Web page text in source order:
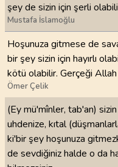
şey de sizin için şerli
Mustafa İslamoğlu
Hoşunuza gitmese de
bir şey sizin için hayırlı
kötü olabilir. Gerçeği
Ömer Çelik
(Ey mü'mînler, tab'an)
uhdenize, kıtal
ki'bir şey hoşunuza
de sevdiğiniz halde o da